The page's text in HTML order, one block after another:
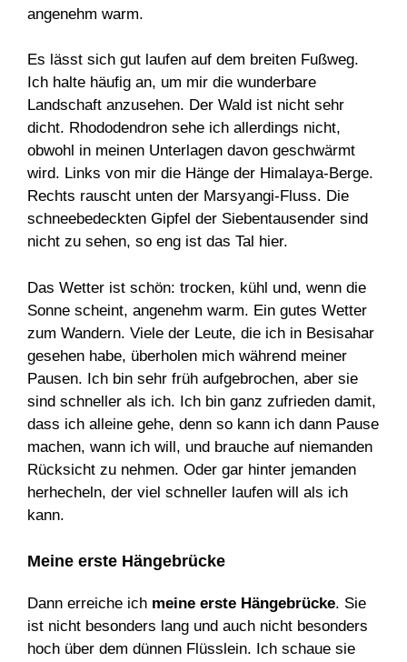
angenehm warm.
Es lässt sich gut laufen auf dem breiten Fußweg.
Ich halte häufig an, um mir die wunderbare
Landschaft anzusehen. Der Wald ist nicht sehr
dicht. Rhododendron sehe ich allerdings nicht,
obwohl in meinen Unterlagen davon geschwärmt
wird. Links von mir die Hänge der Himalaya-Berge.
Rechts rauscht unten der Marsyangi-Fluss. Die
schneebedeckten Gipfel der Siebentausender sind
nicht zu sehen, so eng ist das Tal hier.
Das Wetter ist schön: trocken, kühl und, wenn die
Sonne scheint, angenehm warm. Ein gutes Wetter
zum Wandern. Viele der Leute, die ich in Besisahar
gesehen habe, überholen mich während meiner
Pausen. Ich bin sehr früh aufgebrochen, aber sie
sind schneller als ich. Ich bin ganz zufrieden damit,
dass ich alleine gehe, denn so kann ich dann Pause
machen, wann ich will, und brauche auf niemanden
Rücksicht zu nehmen. Oder gar hinter jemanden
herhecheln, der viel schneller laufen will als ich
kann.
Meine erste Hängebrücke
Dann erreiche ich meine erste Hängebrücke. Sie
ist nicht besonders lang und auch nicht besonders
hoch über dem dünnen Flüsslein. Ich schaue sie